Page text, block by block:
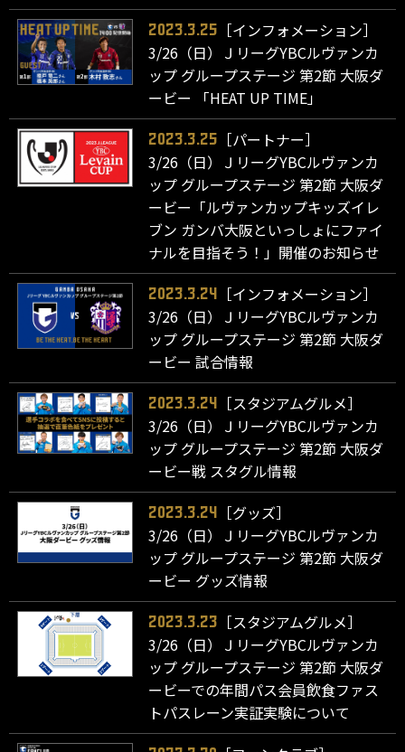
2023.3.25
［インフォメーション］
3/26（日）ＪリーグYBCルヴァンカ
ップ グループステージ 第2節 大阪ダ
ービー 「HEAT UP TIME」
2023.3.25
［パートナー］
3/26（日）ＪリーグYBCルヴァンカ
ップ グループステージ 第2節 大阪ダ
ービー「ルヴァンカップキッズイレ
ブン ガンバ大阪といっしょにファイ
ナルを目指そう！」開催のお知らせ
2023.3.24
［インフォメーション］
3/26（日）ＪリーグYBCルヴァンカ
ップ グループステージ 第2節 大阪ダ
ービー 試合情報
2023.3.24
［スタジアムグルメ］
3/26（日）ＪリーグYBCルヴァンカ
ップ グループステージ 第2節 大阪ダ
ービー戦 スタグル情報
2023.3.24
［グッズ］
3/26（日）ＪリーグYBCルヴァンカ
ップ グループステージ 第2節 大阪ダ
ービー グッズ情報
2023.3.23
［スタジアムグルメ］
3/26（日）ＪリーグYBCルヴァンカ
ップ グループステージ 第2節 大阪ダ
ービーでの年間パス会員飲食ファス
トパスレーン実証実験について